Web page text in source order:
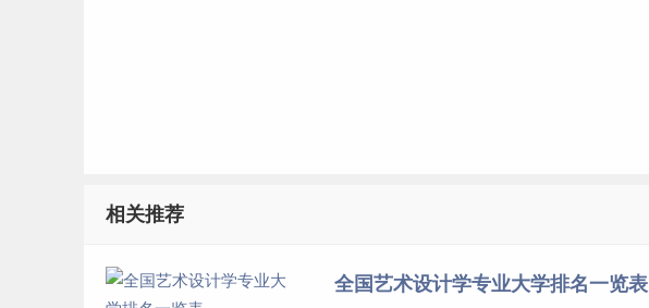
相关推荐
全国艺术设计学专业大学排名一览表